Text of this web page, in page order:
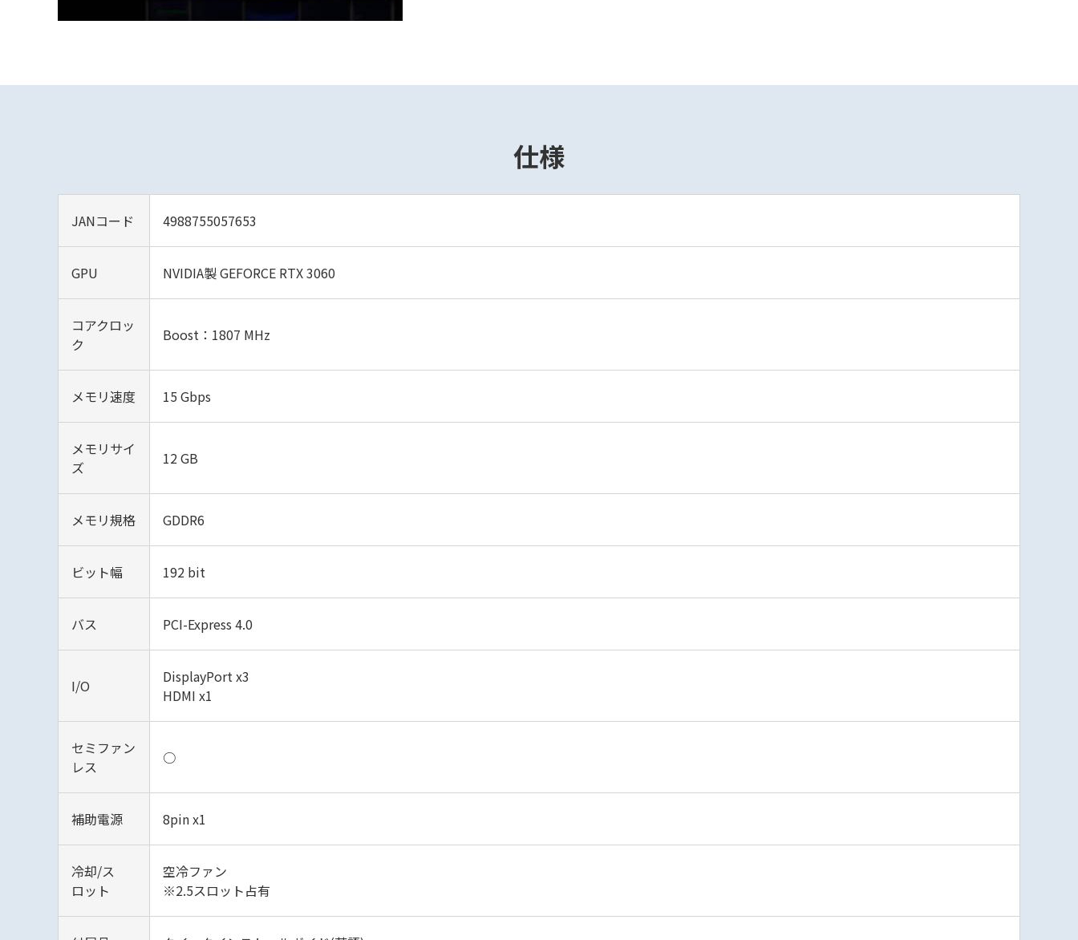
仕様
JANコード 4988755057653
GPU NVIDIA製 GEFORCE RTX 3060
コアクロッ
ク
Boost：1807 MHz
メモリ速度 15 Gbps
メモリサイ
ズ
12 GB
メモリ規格 GDDR6
ビット幅 192 bit
バス PCI-Express 4.0
I/O
DisplayPort x3
HDMI x1
セミファン
レス
○
補助電源 8pin x1
冷却/ス
ロット
空冷ファン
※2.5スロット占有